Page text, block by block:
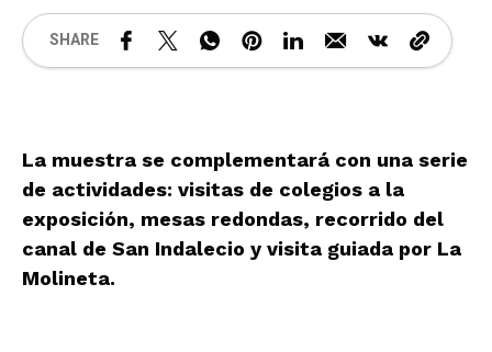
SHARE
La muestra se complementará con una serie
de actividades: visitas de colegios a la
exposición, mesas redondas, recorrido del
canal de San Indalecio y visita guiada por La
Molineta.